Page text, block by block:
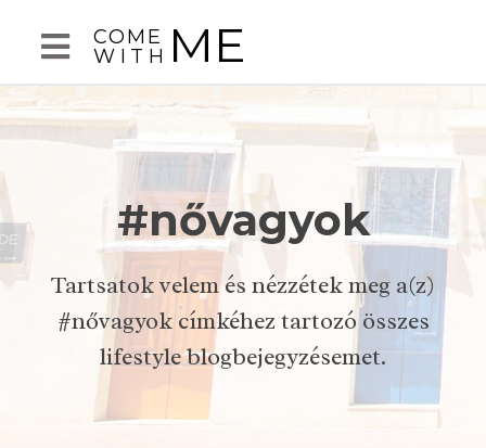
COME
WITH ME
#nővagyok
Tartsatok velem és nézzétek meg a(z)
#nővagyok címkéhez tartozó összes
lifestyle blogbejegyzésemet.